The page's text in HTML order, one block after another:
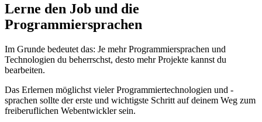
Lerne den Job und die
Programmiersprachen
Im Grunde bedeutet das: Je mehr Programmiersprachen und
Technologien du beherrschst, desto mehr Projekte kannst du
bearbeiten.
Das Erlernen möglichst vieler Programmiertechnologien und -
sprachen sollte der erste und wichtigste Schritt auf deinem Weg zum
freiberuflichen Webentwickler sein.